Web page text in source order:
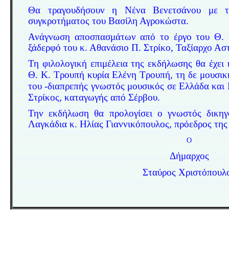
Θα τραγουδήσουν η Νένα Βενετσάνου με
συγκροτήματος του Βασίλη Αγροκώστα.
Ανάγνωση αποσπασμάτωναπό το έργο του Θ.
ξάδερφό του κ. Αθανάσιο Π. Στρίκο, Ταξίαρχο
Τη φιλολογική επιμέλεια της εκδήλωσης θα
Θ. Κ. Τρουπή κυρία Ελένη Τρουπή, τη δε
του -διαπρεπής γνωστός μουσικός σε Ελλάδακαι
Στρίκος, καταγωγής από Σέρβου.
Την εκδήλωση θα προλογίσει ο γνωστός
Λαγκάδια κ. Ηλίας Γιαννικόπουλος, πρόεδρος
Ο
Δήμαρχος
Σταύρος